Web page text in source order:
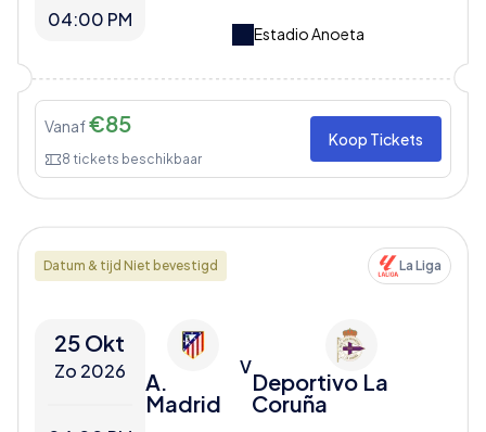
04:00 PM
Estadio Anoeta
Vanaf€85
8 tickets beschikbaar
Koop Tickets
Datum & tijd Niet bevestigd La Liga
25 Okt
Zo 2026
A.
Madrid
V
Deportivo La
Coruña